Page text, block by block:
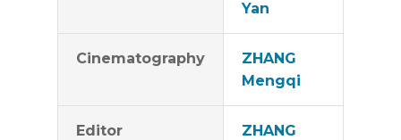
Yan
Cinematography
ZHANG
Mengqi
Editor
ZHANG